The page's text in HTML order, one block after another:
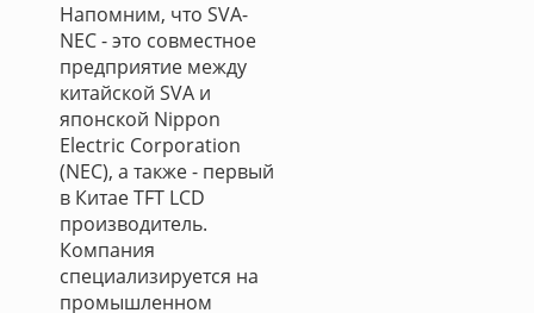
Напомним, что SVA-
NEC - это совместное
предприятие между
китайской SVA и
японской Nippon
Electric Corporation
(NEC), а также - первый
в Китае TFT LCD
производитель.
Компания
специализируется на
промышленном